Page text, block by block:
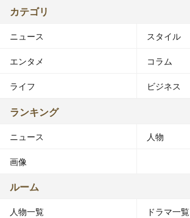
カテゴリ
ニュース スタイル
エンタメ コラム
ライフ ビジネス
ランキング
ニュース 人物
画像
ルーム
人物一覧 ドラマ一覧